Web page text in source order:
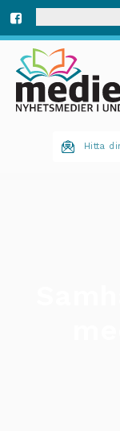
ce
När
Hitta